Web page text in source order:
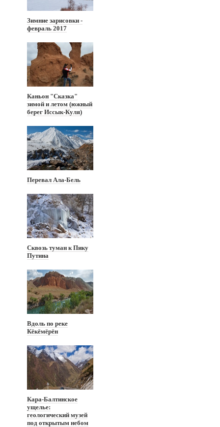
Зимние зарисовки -
февраль 2017
Каньон "Сказка"
зимой и летом (южный
берег Иссык-Куля)
Перевал Ала-Бель
Сквозь туман к Пику
Путина
Вдоль по реке
Кёкёмёрён
Кара-Балтинское
ущелье:
геологический музей
под открытым небом